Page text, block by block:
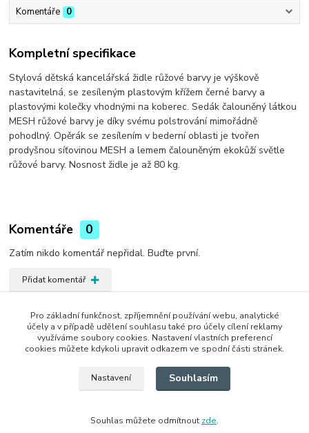
Komentáře 0
Kompletní specifikace
Stylová dětská kancelářská židle růžové barvy je výškově
nastavitelná, se zesíleným plastovým křížem černé barvy a
plastovými kolečky vhodnými na koberec. Sedák čalouněný látkou
MESH růžové barvy je díky svému polstrování mimořádně
pohodlný. Opěrák se zesílením v bederní oblasti je tvořen
prodyšnou síťovinou MESH a lemem čalouněným ekokůží světle
růžové barvy. Nosnost židle je až 80 kg.
Komentáře 0
Zatím nikdo komentář nepřidal. Buďte první.
Přidat komentář
Zboží zařazeno v kategoriích
Židle
Pro základní funkčnost, zpříjemnění používání webu, analytické
účely a v případě udělení souhlasu také pro účely cílení reklamy
využíváme soubory cookies. Nastavení vlastních preferencí
cookies můžete kdykoli upravit odkazem ve spodní části stránek.
Nastavení Souhlasím
Souhlas můžete odmítnout zde.